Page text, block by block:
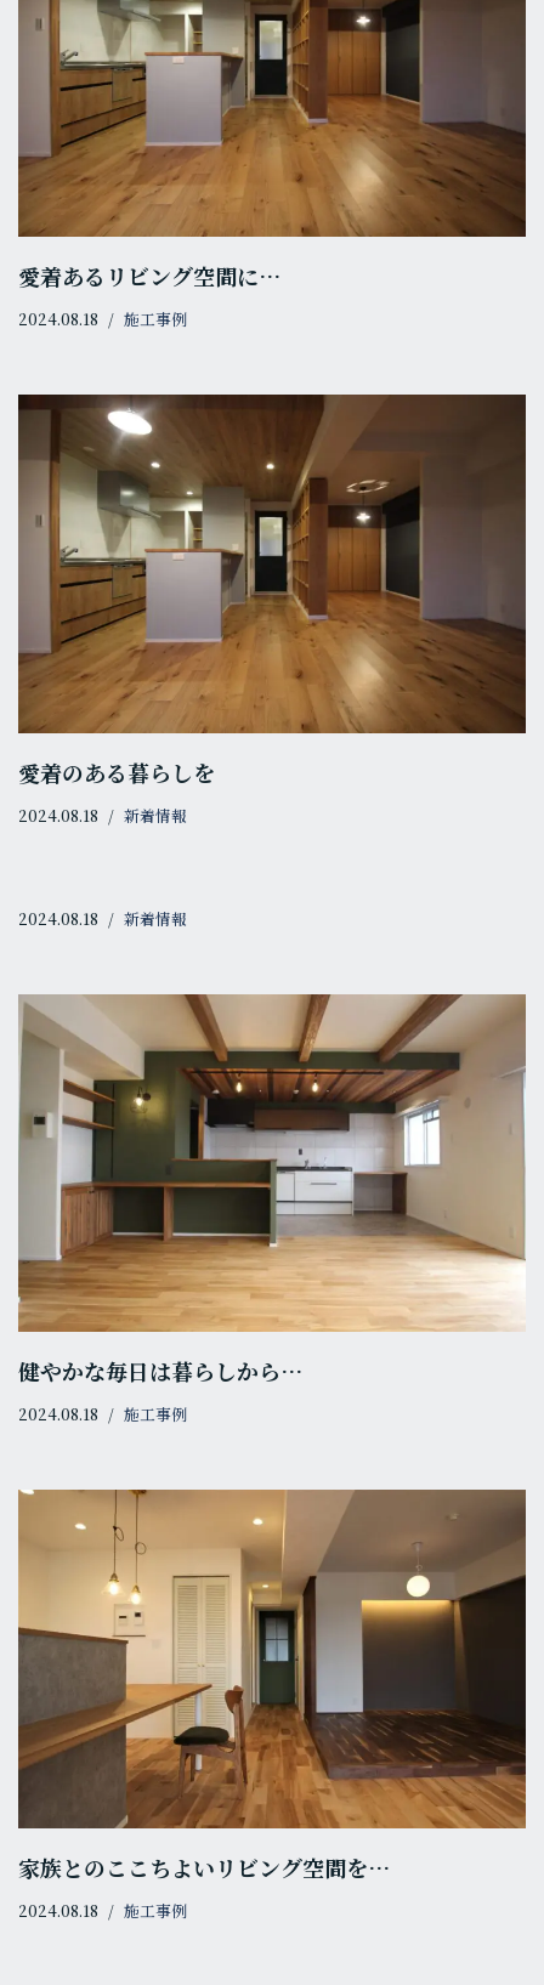
愛着あるリビング空間に…
2024.08.18 施工事例
愛着のある暮らしを
2024.08.18 新着情報
2024.08.18 新着情報
健やかな毎日は暮らしから…
2024.08.18 施工事例
家族とのここちよいリビング空間を…
2024.08.18 施工事例